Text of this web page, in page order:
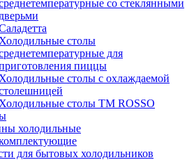
со стеклянными
дверьми
Холодильные столы
для
пиццы
Холодильные столы с охлаждаемой
Холодильные столы ТМ ROSSO
холодильные
для бытовых холодильников